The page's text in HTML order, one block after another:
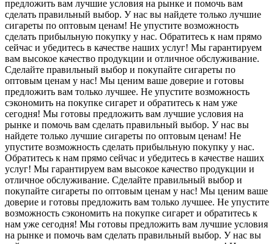
предложить вам лучшие условия на рынке и помочь вам
сделать правильный выбор. У нас вы найдете только лучшие
сигареты по оптовым ценам! Не упустите возможность
сделать прибыльную покупку у нас. Обратитесь к нам прямо
сейчас и убедитесь в качестве наших услуг! Мы гарантируем
вам высокое качество продукции и отличное обслуживание.
Сделайте правильный выбор и покупайте сигареты по
оптовым ценам у нас! Мы ценим ваше доверие и готовы
предложить вам только лучшее. Не упустите возможность
сэкономить на покупке сигарет и обратитесь к нам уже
сегодня! Мы готовы предложить вам лучшие условия на
рынке и помочь вам сделать правильный выбор. У нас вы
найдете только лучшие сигареты по оптовым ценам! Не
упустите возможность сделать прибыльную покупку у нас.
Обратитесь к нам прямо сейчас и убедитесь в качестве наших
услуг! Мы гарантируем вам высокое качество продукции и
отличное обслуживание. Сделайте правильный выбор и
покупайте сигареты по оптовым ценам у нас! Мы ценим ваше
доверие и готовы предложить вам только лучшее. Не упустите
возможность сэкономить на покупке сигарет и обратитесь к
нам уже сегодня! Мы готовы предложить вам лучшие условия
на рынке и помочь вам сделать правильный выбор. У нас вы